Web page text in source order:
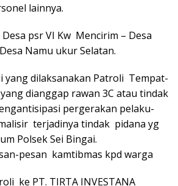
lainnya.
psr VI Kw Mencirim – Desa
Namu ukur Selatan.
yang dilaksanakan Patroli Tempat-
dianggap rawan 3C atau tindak
pergerakan pelaku-
terjadinya tindak pidana yg
Polsek Sei Bingai.
pesan kamtibmas kpd warga
ke PT. TIRTA INVESTANA